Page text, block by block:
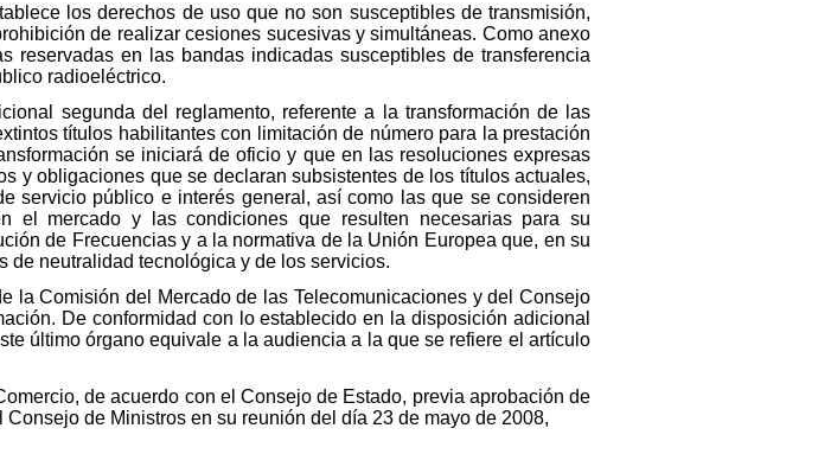
los derechos de uso que no son susceptibles de transmisión,
de realizar cesiones sucesivas y simultáneas. Como anexo
en las bandas indicadas susceptibles de transferencia
radioeléctrico.
segunda del reglamento, referente a la transformación de las
títulos habilitantes con limitación de número para la prestación
se iniciará de oficio y que en las resoluciones expresas
y obligaciones que se declaran subsistentes de los títulos actuales,
servicio público e interés general, así como las que se consideren
el mercado y las condiciones que resulten necesarias para su
de Frecuencias y a la normativa de la Unión Europea que, en su
de neutralidad tecnológica y de los servicios.
la Comisión del Mercado de las Telecomunicaciones y del Consejo
De conformidad con lo establecido en la disposición adicional
último órgano equivale a la audiencia a la que se refiere el artículo
de acuerdo con el Consejo de Estado, previa aprobación de
de Ministros en su reunión del día 23 de mayo de 2008,